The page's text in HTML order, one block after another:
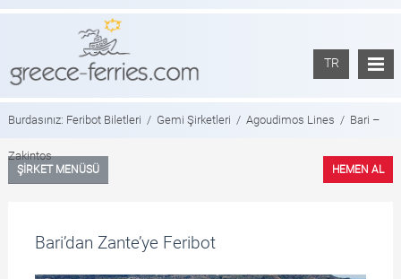
TR
Burdasınız: Feribot Biletleri / Gemi Şirketleri / Agoudimos Lines / Bari –
Zakintos
ŞİRKET MENÜSÜ HEMEN AL
Bari’dan Zante’ye Feribot